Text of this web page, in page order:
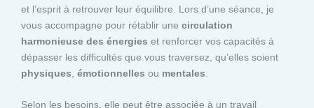
et l’esprit à retrouver leur équilibre. Lors d’une séance, je
vous accompagne pour rétablir une circulation
harmonieuse des énergies et renforcer vos capacités à
dépasser les difficultés que vous traversez, qu’elles soient
physiques émotionnelles ou mentales
Selon les besoins, elle peut être associée à un travail